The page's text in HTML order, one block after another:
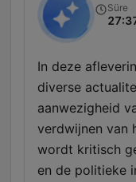
Süre
In deze
diverse
aanwezigheid
verdwijnen van
wordt kritisch
en de politieke